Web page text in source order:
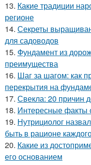
13. Какие традиции
регионе
14. Секреты
для садоводов
15. Фундамент из
преимущества
16. Шаг за шагом: как
перекрытия на
17. Свекла: 20 причин
18. Интересные факты
19. Нутрициолог
быть в рационе
20. Какие из
его основанием